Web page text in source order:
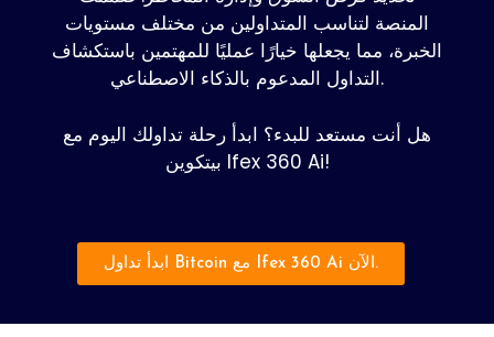
المنصة لتناسب المتداولين من مختلف مستويات
الخبرة، مما يجعلها خيارًا عمليًا للمهتمين باستكشاف
التداول المدعوم بالذكاء الاصطناعي.
هل أنت مستعد للبدء؟ ابدأ رحلة تداولك اليوم مع
بيتكوين Ifex 360 Ai!
ابدأ تداول Bitcoin مع Ifex 360 Ai الآن.